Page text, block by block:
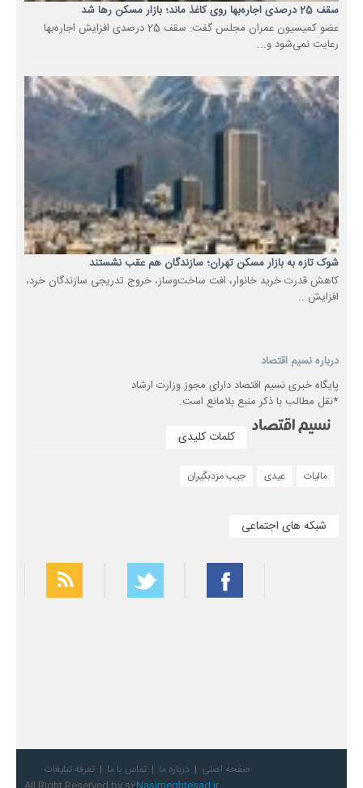
سقف 25 درصدی اجاره‌بها روی کاغذ ماند؛ بازار مسکن رها شد
عضو کمیسیون عمران مجلس گفت: سقف 25 درصدی افزایش اجاره‌بها
رعایت نمی‌شود و...
شوک تازه به بازار مسکن تهران؛ سازندگان هم عقب نشستند
کاهش قدرت خرید خانوار، افت ساخت‌وساز، خروج تدریجی سازندگان خرد،
افزایش...
درباره نسیم اقتصاد
پایگاه خبری نسیم اقتصاد دارای مجوز وزارت ارشاد
*نقل مطالب با ذکر منبع بلامانع است.
کلمات کلیدی
مالیات عیدی جیب مزدبگیران
شبکه های اجتماعی
تعرفه تبلیغات تماس با ما درباره ما
صفحه اصلی